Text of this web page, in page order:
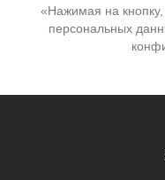
«Нажимая на
персональных